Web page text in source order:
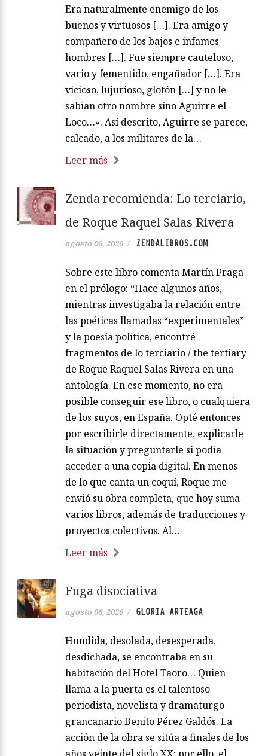
Era naturalmente enemigo de los
buenos y virtuosos […]. Era amigo y
compañero de los bajos e infames
hombres […]. Fue siempre cauteloso,
vario y fementido, engañador […]. Era
vicioso, lujurioso, glotón […] y no le
sabían otro nombre sino Aguirre el
Loco…». Así descrito, Aguirre se parece,
calcado, a los militares de la…
Leer más
Zenda recomienda: Lo terciario,
de Roque Raquel Salas Rivera
agosto 06, 2026 / ZENDALIBROS.COM
Sobre este libro comenta Martín Praga
en el prólogo: “Hace algunos años,
mientras investigaba la relación entre
las poéticas llamadas “experimentales”
y la poesía política, encontré
fragmentos de lo terciario / the tertiary
de Roque Raquel Salas Rivera en una
antología. En ese momento, no era
posible conseguir ese libro, o cualquiera
de los suyos, en España. Opté entonces
por escribirle directamente, explicarle
la situación y preguntarle si podía
acceder a una copia digital. En menos
de lo que canta un coquí, Roque me
envió su obra completa, que hoy suma
varios libros, además de traducciones y
proyectos colectivos. Al…
Leer más
Fuga disociativa
agosto 06, 2026 / GLORIA ARTEAGA
Hundida, desolada, desesperada,
desdichada, se encontraba en su
habitación del Hotel Taoro… Quien
llama a la puerta es el talentoso
periodista, novelista y dramaturgo
grancanario Benito Pérez Galdós. La
acción de la obra se sitúa a finales de los